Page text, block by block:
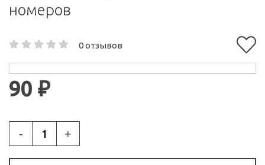
номеров
0 отзывов
90 ₽
- +